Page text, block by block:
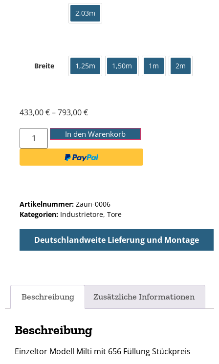
2,03m
Breite 1,25m 1,50m 1m 2m
433,00€–793,00€
In den Warenkorb
Artikelnummer: Zaun-0006
Kategorien: Industrietore, Tore
Deutschlandweite Lieferung und Montage
Beschreibung Zusätzliche Informationen
Beschreibung
Einzeltor Modell Milti mit 656 Füllung Stückpreis